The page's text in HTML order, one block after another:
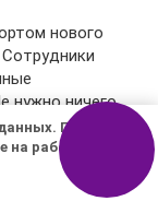
нового
нужно ничего
данных. Продолжая
на работу с этими